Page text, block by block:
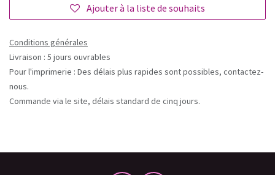
Ajouter à la liste de souhaits
Conditions générales
Livraison : 5 jours ouvrables
Pour l'imprimerie : Des délais plus rapides sont possibles, contactez-
nous.
Commande via le site, délais standard de cinq jours.